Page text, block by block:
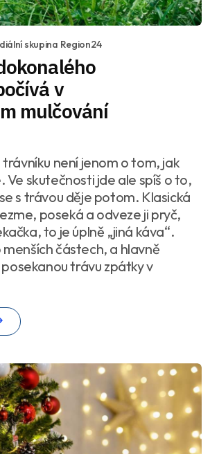
skupina Region24
v
mulčování
není jenom o tom, jak
Ve skutečnosti jde ale spíš o to,
s trávou děje potom. Klasická
poseká a odveze ji pryč,
to je úplně „jiná káva“.
částech, a hlavně
trávu zpátky v